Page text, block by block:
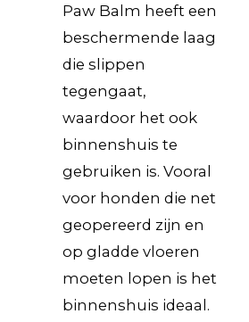
Paw Balm heeft een
beschermende laag
die slippen
tegengaat,
waardoor het ook
binnenshuis te
gebruiken is. Vooral
voor honden die net
geopereerd zijn en
op gladde vloeren
moeten lopen is het
binnenshuis ideaal.